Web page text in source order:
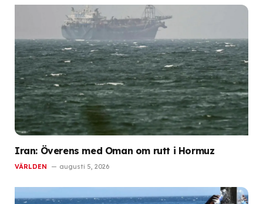
Iran: Överens med Oman om rutt i Hormuz
VÄRLDEN augusti 5, 2026